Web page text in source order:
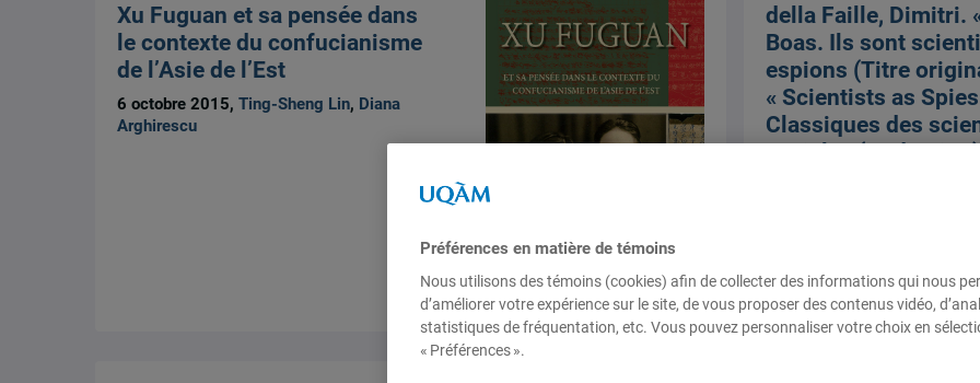
Xu Fuguan et sa pensée dans
le contexte du confucianisme
de l’Asie de l’Est
6 octobre 2015,Ting-Sheng Lin, Diana
Arghirescu
della Faille, Dimitri.
Boas. Ils sont
espions (Titre
« Scientists as Spies
Classiques des
sociales
Préférences en matière de témoins
Nous utilisons des témoins (cookies) afin de collecter des informations qui nous
d’améliorer votre expérience sur le site, de vous proposer des contenus vidéo,
statistiques de fréquentation, etc. Vous pouvez personnaliser votre choix en
« Préférences ».